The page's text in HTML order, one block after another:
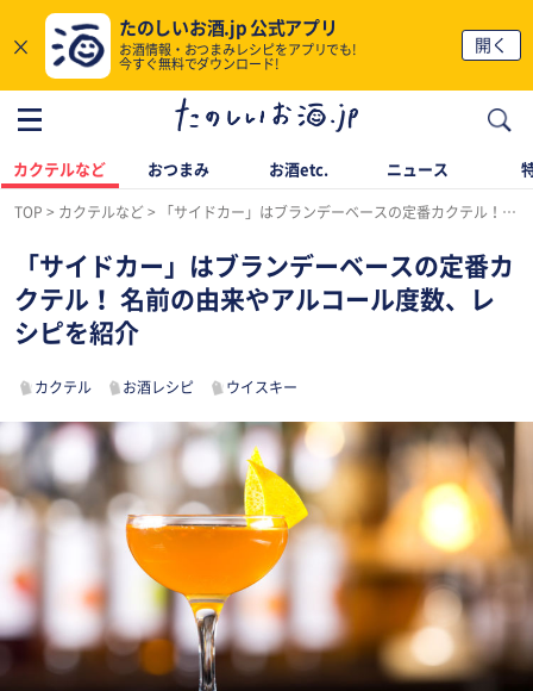
×
たのしいお酒.jp 公式アプリ
お酒情報・おつまみレシピをアプリでも!
今すぐ無料でダウンロード!
開く
カクテルなど おつまみ お酒etc. ニュース
TOP カクテルなど 「サイドカー」はブランデーベースの定番カクテル！ 名前の由来やアルコール度数、レシピを紹介
「サイドカー」はブランデーベースの定番カ
クテル！ 名前の由来やアルコール度数、レ
シピを紹介
カクテル お酒レシピ ウイスキー